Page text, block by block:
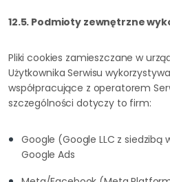
12.5. Podmioty zewnętrzne
Pliki cookies zamieszczane w
Użytkownika Serwisu
współpracujące z operatorem
szczególności dotyczy to firm:
Google (Google LLC z siedzibą
Google Ads